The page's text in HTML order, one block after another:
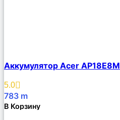
Описание
Избранное
Аккумулятор Acer AP18E8M
5.0
783 m
В Корзину